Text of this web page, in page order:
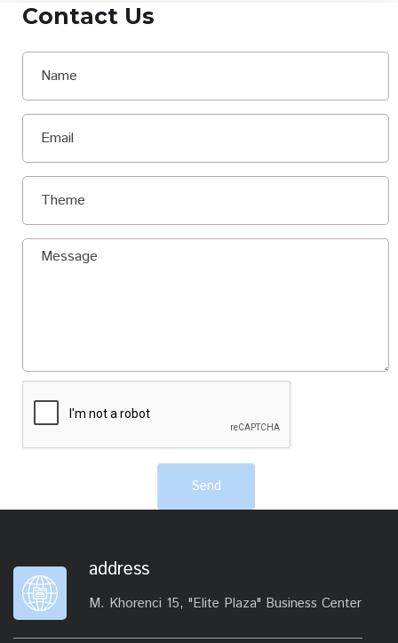
Contact Us
Send
address
M. Khorenci 15, "Elite Plaza" Business Center